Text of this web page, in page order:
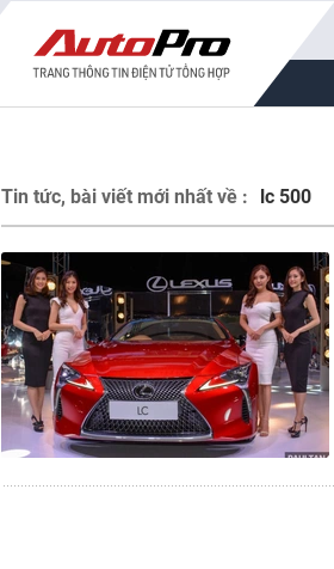
Tin tức, bài viết mới nhất về : lc 500